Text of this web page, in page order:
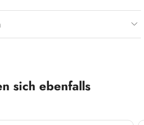
sich ebenfalls